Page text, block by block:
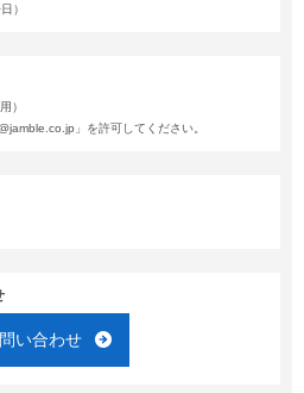
）
）
」を許可してください。
い合わせ